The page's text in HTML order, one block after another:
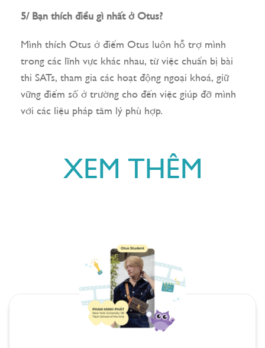
5/ Bạn thích điều gì nhất ở Otus?
Mình thích Otus ở điểm Otus luôn hỗ trợ mình
trong các lĩnh vực khác nhau, từ việc chuẩn bị bài
thi SATs, tham gia các hoạt động ngoại khoá, giữ
vững điểm số ở trường cho đến việc giúp đỡ mình
với các liệu pháp tâm lý phù hợp.
XEM THÊM